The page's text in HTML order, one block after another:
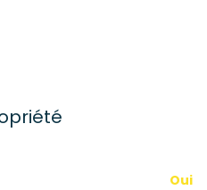
Oui